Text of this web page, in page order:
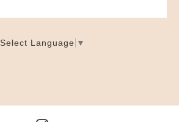
Select Language ▼